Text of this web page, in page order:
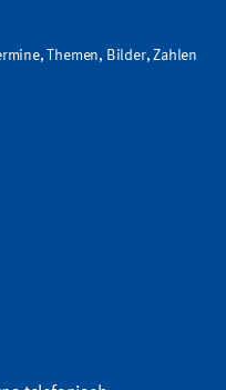
Themen, Bilder, Zahlen